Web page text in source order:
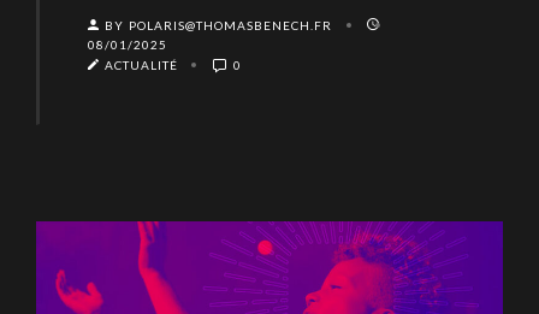
BY POLARIS@THOMASBENECH.FR
08/01/2025
ACTUALITÉ
0